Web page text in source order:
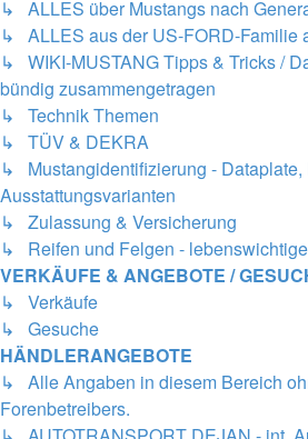
↳ ALLES über Mustangs nach
↳ ALLES aus der US-FORD-Familie
↳ WIKI-MUSTANG Tipps & Tricks /
bündig zusammengetragen
↳ Technik Themen
↳ TÜV & DEKRA
↳ Mustangidentifizierung - Dataplate,
Ausstattungsvarianten
↳ Zulassung & Versicherung
↳ Reifen und Felgen -
VERKÄUFE & ANGEBOTE /
↳ Verkäufe
↳ Gesuche
HÄNDLERANGEBOTE
↳ Alle Angaben in diesem Bereich
Forenbetreibers.